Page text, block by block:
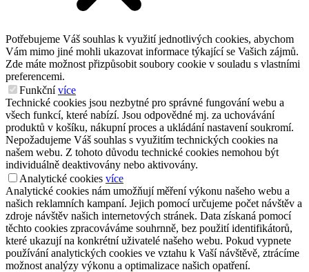
Potřebujeme Váš souhlas k využití jednotlivých cookies, abychom
Vám mimo jiné mohli ukazovat informace týkající se Vašich zájmů.
Zde máte možnost přizpůsobit soubory cookie v souladu s vlastními
preferencemi.
Funkční více
Technické cookies jsou nezbytné pro správné fungování webu a
všech funkcí, které nabízí. Jsou odpovědné mj. za uchovávání
produktů v košíku, nákupní proces a ukládání nastavení soukromí.
Nepožadujeme Váš souhlas s využitím technických cookies na
našem webu. Z tohoto důvodu technické cookies nemohou být
individuálně deaktivovány nebo aktivovány.
Analytické cookies více
Analytické cookies nám umožňují měření výkonu našeho webu a
našich reklamních kampaní. Jejich pomocí určujeme počet návštěv a
zdroje návštěv našich internetových stránek. Data získaná pomocí
těchto cookies zpracováváme souhrnně, bez použití identifikátorů,
které ukazují na konkrétní uživatelé našeho webu. Pokud vypnete
používání analytických cookies ve vztahu k Vaší návštěvě, ztrácíme
možnost analýzy výkonu a optimalizace našich opatření.